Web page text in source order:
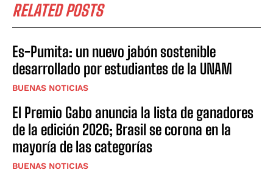
RELATED POSTS
Es-Pumita: un nuevo jabón sostenible
desarrollado por estudiantes de la UNAM
BUENAS NOTICIAS
El Premio Gabo anuncia la lista de ganadores
de la edición 2026; Brasil se corona en la
mayoría de las categorías
BUENAS NOTICIAS